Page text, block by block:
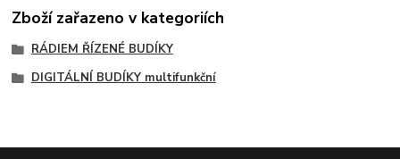
Zboží zařazeno v kategoriích
RÁDIEM ŘÍZENÉ BUDÍKY
DIGITÁLNÍ BUDÍKY multifunkční